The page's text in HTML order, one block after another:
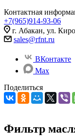
Контактная
+7(965)914-93-06
г. Абакан, ул.
sales@rfnt.ru
ВКонтакте
Max
Поделиться
Фильтр